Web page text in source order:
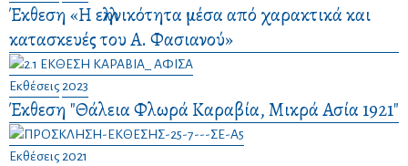
Έκθεση «Η ελληνικότητα μέσα από χαρακτικά και
κατασκευές του Α. Φασιανού»
Εκθέσεις 2023
Έκθεση "Θάλεια Φλωρά Καραβία, Μικρά Ασία 1921"
Εκθέσεις 2021